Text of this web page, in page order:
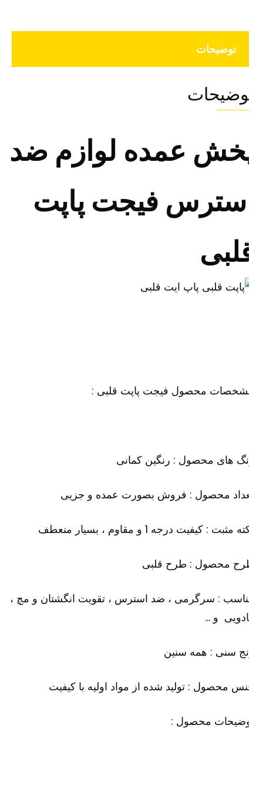
توضیحات
عمده لوازم ضد
فیجت پاپت
محصول فیجت پاپت قلبی :
های محصول : رنگین کمانی
محصول : فروش بصورت عمده و جزیی
مثبت : کیفیت درجه 1 و مقاوم ، بسیار منعطف
محصول : طرح قلبی
: سرگرمی ، ضد استرس ، تقویت انگشتان و مچ ،
و …
سنی : همه سنین
محصول : تولید شده از مواد اولیه با کیفیت
محصول :